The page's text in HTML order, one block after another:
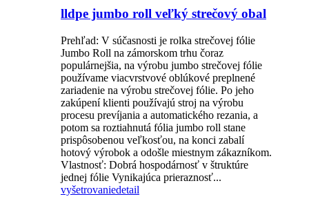
lldpe jumbo roll veľký strečový obal
Prehľad: V súčasnosti je rolka strečovej fólie
Jumbo Roll na zámorskom trhu čoraz
populárnejšia, na výrobu jumbo strečovej fólie
používame viacvrstvové oblúkové preplnené
zariadenie na výrobu strečovej fólie. Po jeho
zakúpení klienti používajú stroj na výrobu
procesu prevíjania a automatického rezania, a
potom sa roztiahnutá fólia jumbo roll stane
prispôsobenou veľkosťou, na konci zabalí
hotový výrobok a odošle miestnym zákazníkom.
Vlastnosť: Dobrá hospodárnosť v štruktúre
jednej fólie Vynikajúca prieraznosť...
vyšetrovaniedetail